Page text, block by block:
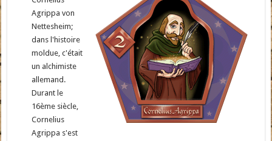
Agrippa von
Nettesheim;
dans l'histoire
moldue, c'était
un alchimiste
allemand.
Durant le
16ème siècle,
Cornelius
Agrippa s'est